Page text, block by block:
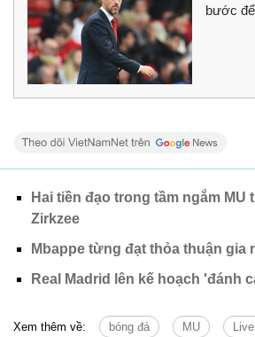
bước
Hai tiền đạo trong tầm ngắm MU
Zirkzee
Mbappe từng đạt thỏa thuận gia
Real Madrid lên kế hoạch 'đánh
Xem thêm về: bóng đá MU